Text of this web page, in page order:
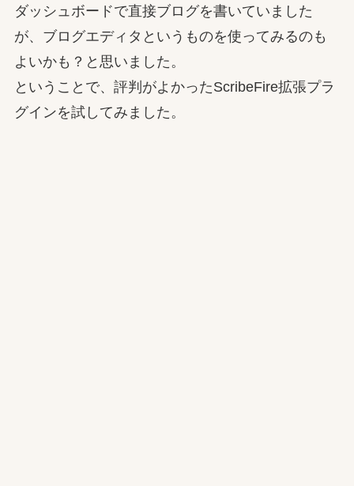
ダッシュボードで直接ブログを書いていました
が、ブログエディタというものを使ってみるのも
よいかも？と思いました。
ということで、評判がよかったScribeFire拡張プラ
グインを試してみました。